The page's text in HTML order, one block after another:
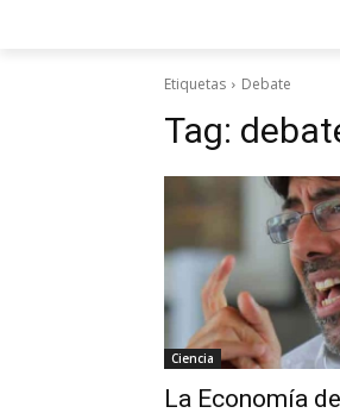
Etiquetas Debate
Tag:
Ciencia
La Economía